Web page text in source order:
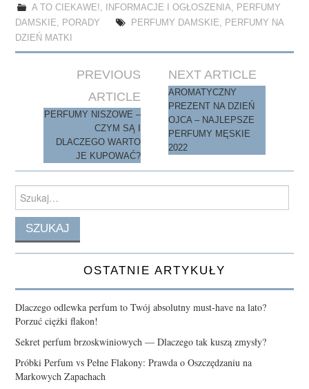
okdo
n
A TO CIEKAWE! INFORMACJE I OGŁOSZENIA
PERFUMY
DAMSKIE
PORADY PERFUMY DAMSKIE
PERFUMY NA
DZIEŃ MATKI
navigation
PREVIOUS
ARTICLE
PERFUMY NISZOWE –
CZYM SĄ I
DLACZEGO WARTO
JE KUPOWAĆ?
NEXT ARTICLE
AROMATYCZNY
PREZENT NA DZIEŃ
OJCA – NAJLEPSZE
PERFUMY MĘSKIE
2022
for:
OSTATNIE ARTYKUŁY
Dlaczego odlewka perfum to Twój absolutny must-have na lato?
Porzuć ciężki flakon!
Sekret perfum brzoskwiniowych — Dlaczego tak kuszą zmysły?
Próbki Perfum vs Pełne Flakony: Prawda o Oszczędzaniu na
Markowych Zapachach